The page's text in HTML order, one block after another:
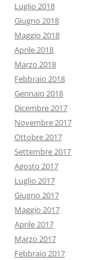
Luglio 2018
Giugno 2018
Maggio 2018
Aprile 2018
Marzo 2018
Febbraio 2018
Gennaio 2018
Dicembre 2017
Novembre 2017
Ottobre 2017
Settembre 2017
Agosto 2017
Luglio 2017
Giugno 2017
Maggio 2017
Aprile 2017
Marzo 2017
Febbraio 2017